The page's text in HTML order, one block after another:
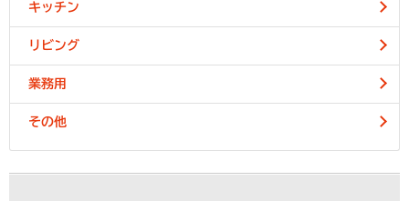
キッチン
リビング
業務用
その他